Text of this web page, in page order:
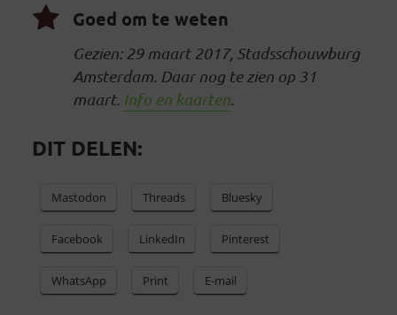
Goed om te weten
Gezien: 29 maart 2017, Stadsschouwburg
Amsterdam. Daar nog te zien op 31
maart. Info en kaarten.
DIT DELEN:
Mastodon Threads Bluesky
Facebook LinkedIn Pinterest
WhatsApp Print E-mail